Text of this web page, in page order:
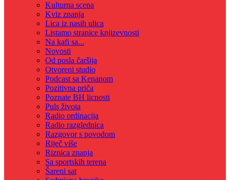
Kulturna scena
Kviz znanja
Lica iz nasih ulica
Listamo stranice knjizevnosti
Na kafi sa...
Novosti
Od posla čaršija
Otvoreni studio
Podcast sa Kenanom
Pozitivna priča
Poznate BH licnosti
Puls života
Radio ordinacija
Radio razglednica
Razgovor s povodom
Riječ više
Riznica znanja
Sa sportskih terena
Šareni sat